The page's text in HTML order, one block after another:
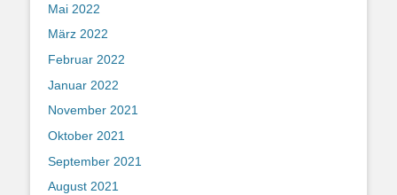
Mai 2022
März 2022
Februar 2022
Januar 2022
November 2021
Oktober 2021
September 2021
August 2021